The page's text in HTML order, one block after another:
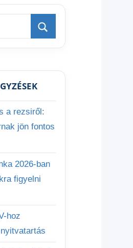
Search
a rezsiről:
jön fontos
2026-ban
figyelni
hoz